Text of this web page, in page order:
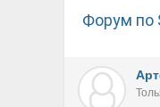
Форум по